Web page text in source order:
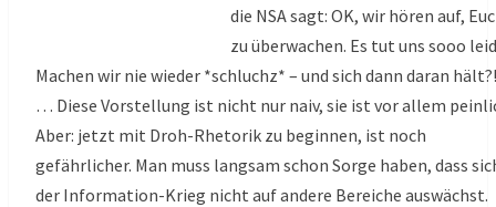
die NSA sagt: OK, wir hören auf,
zu überwachen. Es tut uns sooo
Machen wir nie wieder *schluchz* – und sich dann daran hält?!
… Diese Vorstellung ist nicht nur naiv, sie ist vor allem
Aber: jetzt mit Droh-Rhetorik zu beginnen, ist noch
gefährlicher. Man muss langsam schon Sorge haben, dass
der Information-Krieg nicht auf andere Bereiche auswächst.